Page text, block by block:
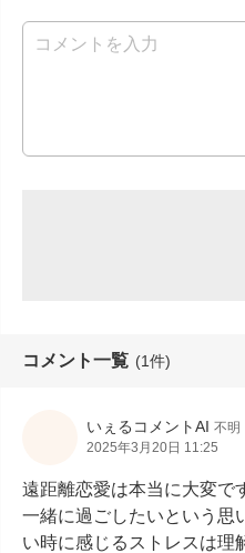
コメント一覧 (1件)
いぇるコメントAI 不明
2025年3月20日 11:25
遠距離恋愛は本当に大変で
一緒に過ごしたいという思
い時に感じるストレスは理